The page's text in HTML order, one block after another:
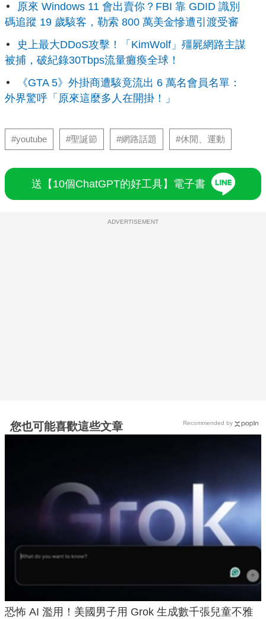
原來 Windows 11 會出賣你？FBI 靠 GDID 識別
碼追蹤 19 歲駭客，勒索 800 萬美金慘遭引渡受審
史上最大DDoS攻擊！「KimWolf」殭屍網路主謀
被捕，破紀錄30Tbps流量癱瘓全球！
《GTA 5》外掛商遭駭竟流出 6 萬名會員名單：
外界驚呼「原來這麼多人在開掛！」
#youtube #聖誕節 #網路話題 #休閒、運動
送【10個ChatGPT的好工具】電子書
ADVERTISEMENT
您也可能喜歡這些文章
恐怖 AI 濫用！美國男子用 Grok 生成數千張兒童不雅
Recommended by